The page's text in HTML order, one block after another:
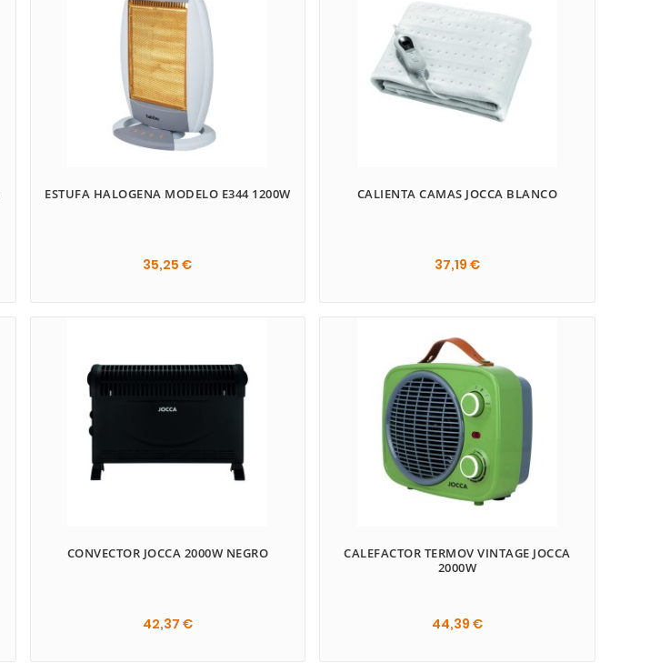
ESTUFA HALOGENA MODELO E344 1200W
35,25 €
CALIENTA CAMAS JOCCA BLANCO
37,19 €
CONVECTOR JOCCA 2000W NEGRO
42,37 €
CALEFACTOR TERMOV VINTAGE JOCCA
2000W
44,39 €